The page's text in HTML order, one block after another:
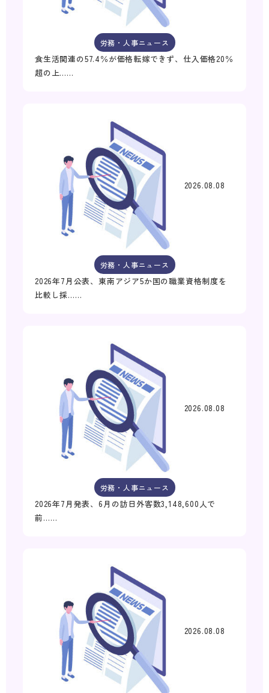
労務・人事ニュース
食生活関連の57.4％が価格転嫁できず、仕入価格20％
超の上……
2026.08.08
労務・人事ニュース
2026年7月公表、東南アジア5か国の職業資格制度を
比較し採……
2026.08.08
労務・人事ニュース
2026年7月発表、6月の訪日外客数3,148,600人で
前……
2026.08.08